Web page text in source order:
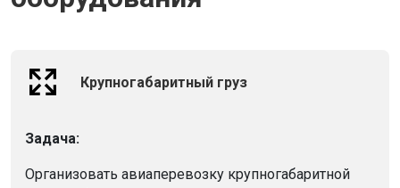
Крупногабаритный груз
Задача:
Организовать авиаперевозку крупногабаритной